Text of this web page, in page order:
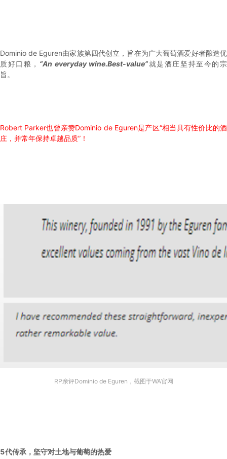
Dominio de Eguren由家族第四代创立，旨在为广大葡萄酒爱好者酿造优
质好口粮， “An everyday wine.Best-value”就是酒庄坚持至今的宗
旨。
Robert Parker也曾亲赞Dominio de Eguren是产区“相当具有性价比的酒
庄，并常年保持卓越品质”！
RP亲评Dominio de Eguren，截图于WA官网
5代传承， 坚守对土地与葡萄的热爱